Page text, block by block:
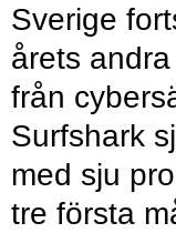
Sverige
årets
från
Surfshark
med sju
tre första